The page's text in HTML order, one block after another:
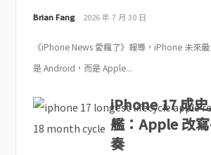
Brian Fang 2026 年 7 月 30 日
《iPhone News 愛瘋了》報導，iPhone 未來
是 Android，而是 Apple...
iPhone 17 成
艦：Apple 改
奏